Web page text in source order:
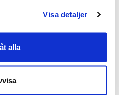
Visa detaljer
alla
Den moderna
både informella och